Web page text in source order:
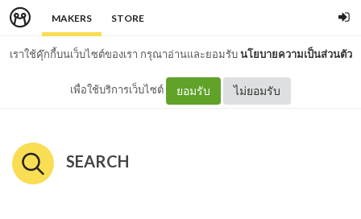
MAKERS STORE
เราใช้คุ๊กกี้บนเว็บไซต์ของเรา กรุณาอ่านและยอมรับนโยบายความเป็นส่วนตัว
เพื่อใช้บริการเว็บไซต์ ยอมรับ ไม่ยอมรับ
SEARCH